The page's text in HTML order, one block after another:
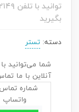
بگیرید
دسته: تستر
شما می‌توانید
آنلاین با ما
شماره
واتساپ